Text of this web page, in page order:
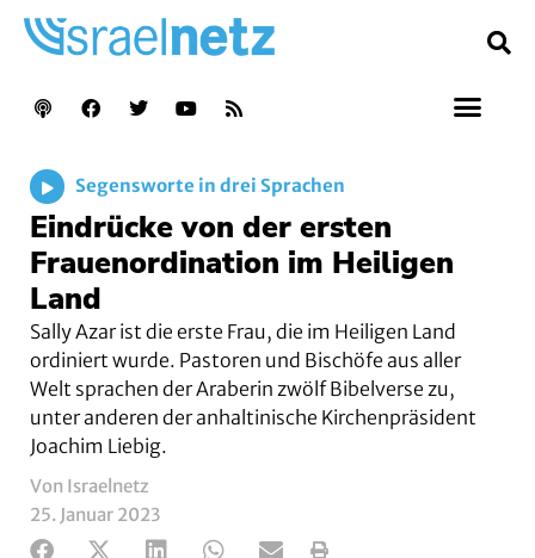
Segensworte in drei Sprachen
Eindrücke von der ersten
Frauenordination im Heiligen
Land
Sally Azar ist die erste Frau, die im Heiligen Land
ordiniert wurde. Pastoren und Bischöfe aus aller
Welt sprachen der Araberin zwölf Bibelverse zu,
unter anderen der anhaltinische Kirchenpräsident
Joachim Liebig.
Von Israelnetz
25. Januar 2023